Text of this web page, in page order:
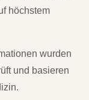
höchstem
wurden
und basieren